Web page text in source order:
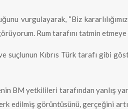
vurgulayarak, “Biz
Rum tarafını tatmin
suçlunun Kıbrıs Türk tarafı gibi
BM yetkilileri tarafından yanlış
terk edilmiş görüntüsünü, gerçeğini